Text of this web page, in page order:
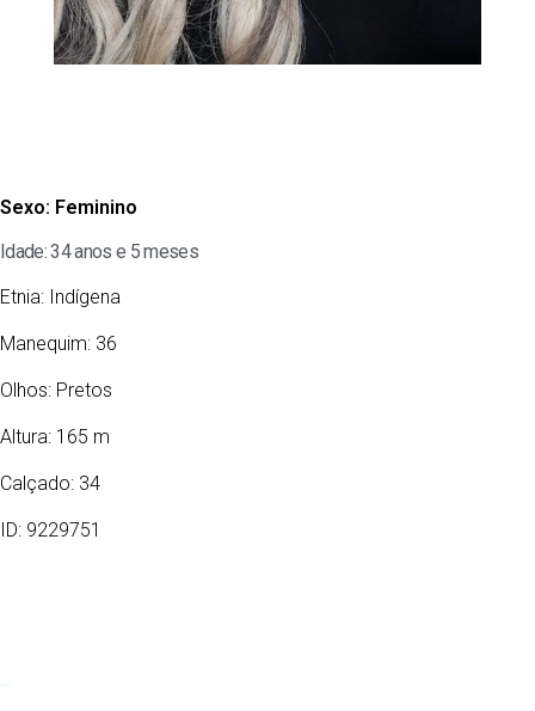
Sexo: Feminino
Idade: 34 anos e 5 meses
Etnia: Indígena
Manequim: 36
Olhos: Pretos
Altura: 165 m
Calçado: 34
ID: 9229751